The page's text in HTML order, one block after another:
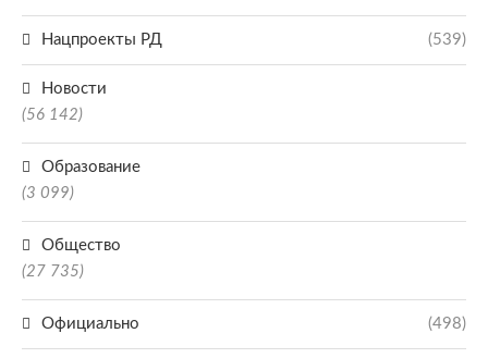
Нацпроекты РД (539)
Новости
(56 142)
Образование
(3 099)
Общество
(27 735)
Официально (498)